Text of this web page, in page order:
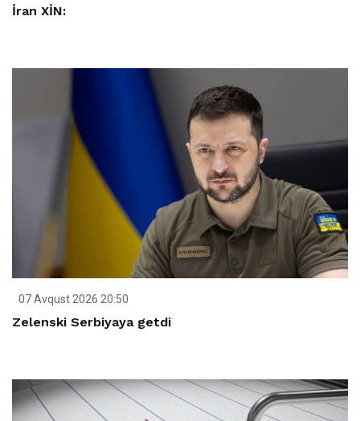
İran XİN:
07 Avqust 2026 20:50
Zelenski Serbiyaya getdi